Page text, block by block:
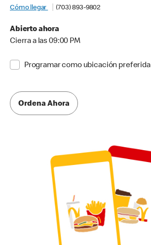
Cómo llegar
(703) 893-9802
Abierto ahora
Cierra a las 09:00 PM
Programar como ubicación preferida
Ordena Ahora